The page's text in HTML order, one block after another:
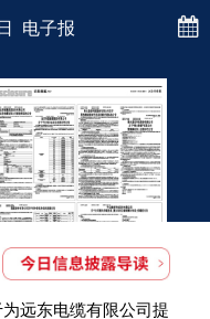
电子报
远东电缆有限公司提